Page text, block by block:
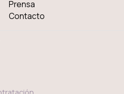
Prensa
Contacto